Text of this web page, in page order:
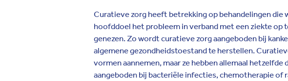
Curatieve zorg heeft betrekking op behandelingen die
hoofddoel het probleem in verband met een ziekte op
genezen. Zo wordt curatieve zorg aangeboden bij
algemene gezondheidstoestand te herstellen.
vormen aannemen, maar ze hebben allemaal
aangeboden bij bacteriële infecties, chemotherapie of